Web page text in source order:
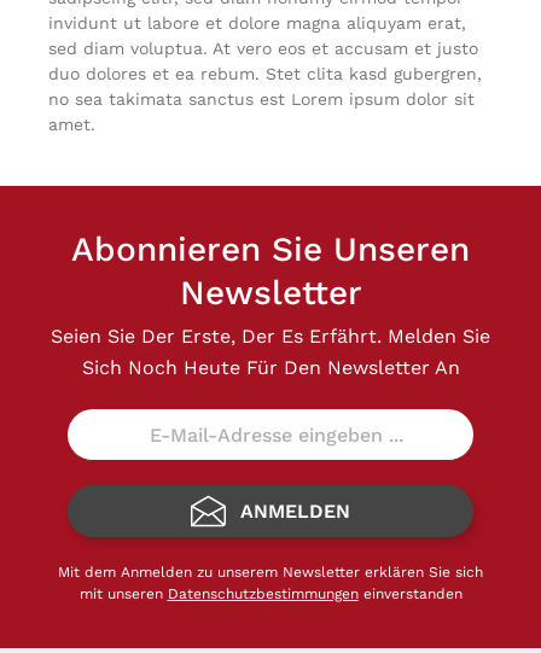
invidunt ut labore et dolore magna aliquyam erat,
sed diam voluptua. At vero eos et accusam et justo
duo dolores et ea rebum. Stet clita kasd gubergren,
no sea takimata sanctus est Lorem ipsum dolor sit
amet.
Abonnieren Sie Unseren
Newsletter
Seien Sie Der Erste, Der Es Erfährt. Melden Sie
Sich Noch Heute Für Den Newsletter An
ANMELDEN
Mit dem Anmelden zu unserem Newsletter erklären Sie sich
mit unseren Datenschutzbestimmungeneinverstanden